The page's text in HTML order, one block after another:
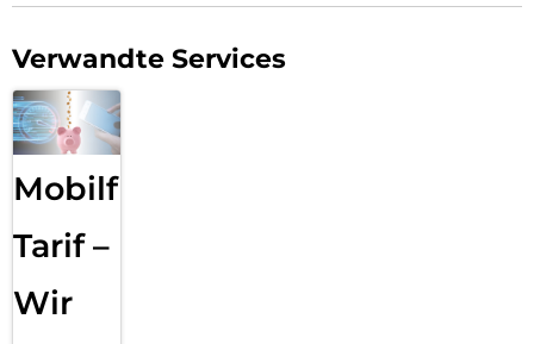
Verwandte Services
Mobilfunk
Tarif –
Wir